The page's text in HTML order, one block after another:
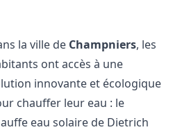
la ville de Champniers, les
ont accès à une
innovante et écologique
chauffer leur eau : le
eau solaire de Dietrich